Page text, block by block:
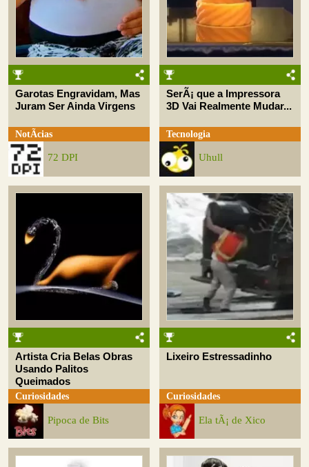
Garotas Engravidam, Mas
Juram Ser Ainda Virgens
NotÃ­cias
72 DPI
SerÃ¡ que a Impressora
3D Vai Realmente Mudar...
Tecnologia
Uhull
Artista Cria Belas Obras
Usando Palitos
Queimados
Curiosidades
Pipoca de Bits
Lixeiro Estressadinho
Curiosidades
Ela tÃ¡ de Xico